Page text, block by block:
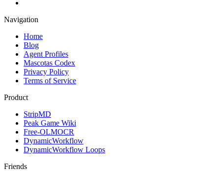
Navigation
Home
Blog
Agent Profiles
Mascotas Codex
Privacy Policy
Terms of Service
Product
StripMD
Peak Game Wiki
Free-OLMOCR
DynamicWorkflow
DynamicWorkflow Loops
Friends